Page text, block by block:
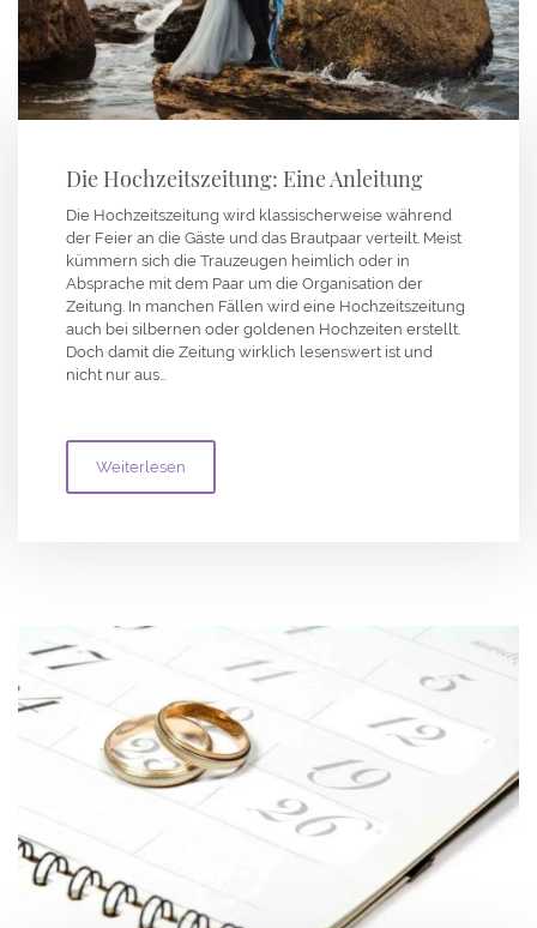
Die Hochzeitszeitung: Eine Anleitung
Die Hochzeitszeitung wird klassischerweise während
der Feier an die Gäste und das Brautpaar verteilt. Meist
kümmern sich die Trauzeugen heimlich oder in
Absprache mit dem Paar um die Organisation der
Zeitung. In manchen Fällen wird eine Hochzeitszeitung
auch bei silbernen oder goldenen Hochzeiten erstellt.
Doch damit die Zeitung wirklich lesenswert ist und
nicht nur aus…
Weiterlesen